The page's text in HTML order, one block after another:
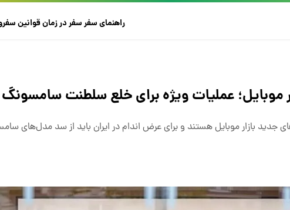
راهنمای سفرسفر در زمانقوانین سفر
موبایل؛ عملیات ویژه برای خلع سلطنت
جدید بازار موبایل هستند و برای عرض اندام در ایران باید از سد مدل‌های